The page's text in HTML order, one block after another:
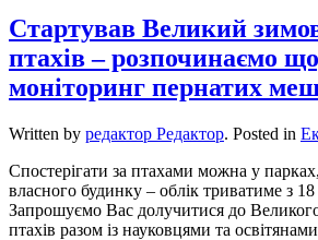
Стартував Великий
птахів – розпочинаємо
моніторинг пернатих
Written by редактор Редактор. Posted in
Спостерігати за птахами можна у парках,
власного будинку – облік триватиме з 18
Запрошуємо Вас долучитися до
птахів разом із науковцями та